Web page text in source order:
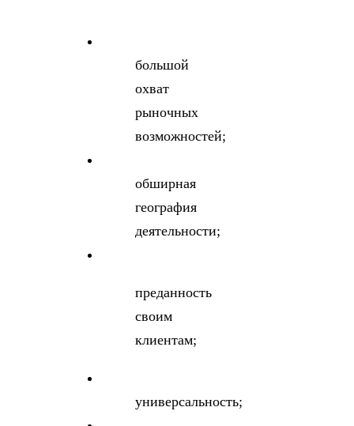
большой
охват
рыночных
возможностей;
обширная
география
деятельности;
преданность
своим
клиентам;
универсальность;